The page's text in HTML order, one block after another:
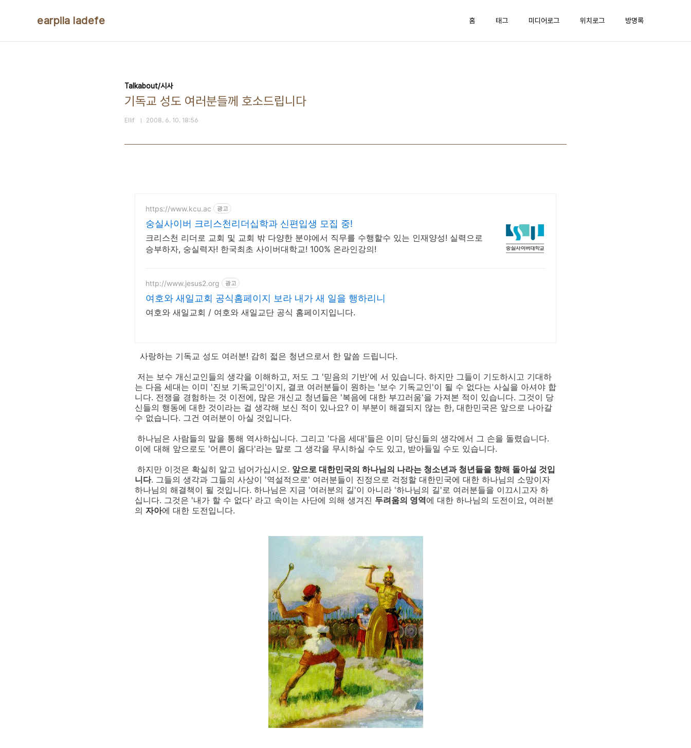
earpila ladefe 홈 태그 미디어로그 위치로그 방명록
Talkabout/시사
기독교 성도 여러분들께 호소드립니다
Ellif 2008. 6. 10. 18:56
https://www.kcu.ac 광고
숭실사이버 크리스천리더십학과 신편입생 모집 중!
크리스천 리더로 교회 및 교회 밖 다양한 분야에서 직무를 수행할수 있는 인재양성! 실력으로
승부하자, 숭실력자! 한국최초 사이버대학교! 100% 온라인강의!
http://www.jesus2.org 광고
여호와 새일교회 공식홈페이지 보라 내가 새 일을 행하리니
여호와 새일교회 / 여호와 새일교단 공식 홈페이지입니다.
사랑하는 기독교 성도 여러분! 감히 젋은 청년으로서 한 말씀 드립니다.
저는 보수 개신교인들의 생각을 이해하고, 저도 그 '믿음의 기반'에 서 있습니다. 하지만 그들이 기도하시고 기대하
는 다음 세대는 이미 '진보 기독교인'이지, 결코 여러분들이 원하는 '보수 기독교인'이 될 수 없다는 사실을 아셔야 합
니다. 전쟁을 경험하는 것 이전에, 많은 개신교 청년들은 '복음에 대한 부끄러움'을 가져본 적이 있습니다. 그것이 당
신들의 행동에 대한 것이라는 걸 생각해 보신 적이 있나요? 이 부분이 해결되지 않는 한, 대한민국은 앞으로 나아갈
수 없습니다. 그건 여러분이 아실 것입니다.
하나님은 사람들의 말을 통해 역사하십니다. 그리고 '다음 세대'들은 이미 당신들의 생각에서 그 손을 돌렸습니다.
이에 대해 앞으로도 '어른이 옳다'라는 말로 그 생각을 무시하실 수도 있고, 받아들일 수도 있습니다.
하지만 이것은 확실히 알고 넘어가십시오. 앞으로 대한민국의 하나님의 나라는 청소년과 청년들을 향해 돌아설 것입
니다. 그들의 생각과 그들의 사상이 '역설적으로' 여러분들이 진정으로 걱정할 대한민국에 대한 하나님의 소망이자
하나님의 해결책이 될 것입니다. 하나님은 지금 '여러분의 길'이 아니라 '하나님의 길'로 여러분들을 이끄시고자 하
십니다. 그것은 '내가 할 수 없다' 라고 속이는 사단에 의해 생겨진 두려움의 영역에 대한 하나님의 도전이요, 여러분
의 자아에 대한 도전입니다.